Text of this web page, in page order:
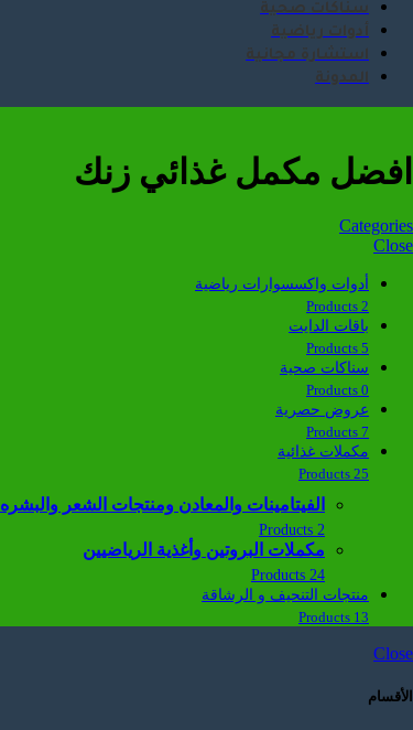
سناكات صحية
أدوات رياضية
استشارة مجانية
المدونة
افضل مكمل غذائي زنك
Categories
Close
أدوات واكسسوارات رياضية
2 Products
باقات الدايت
5 Products
سناكات صحية
0 Products
عروض حصرية
7 Products
مكملات غذائية
25 Products
الفيتامينات والمعادن ومنتجات الشعر والبشره
2 Products
مكملات البروتين وأغذية الرياضيين
24 Products
منتجات التنحيف و الرشاقة
13 Products
Close
الأقسام